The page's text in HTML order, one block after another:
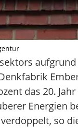
das 20.
Energien
so